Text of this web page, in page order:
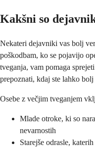
Kakšni so
Nekateri dejavniki vas bolj
poškodbam, ko se pojavijo
tveganja, vam pomaga
prepoznati, kdaj ste lahko
Osebe z večjim tveganjem
Mlade otroke, ki so
nevarnostih
Starejše odrasle,